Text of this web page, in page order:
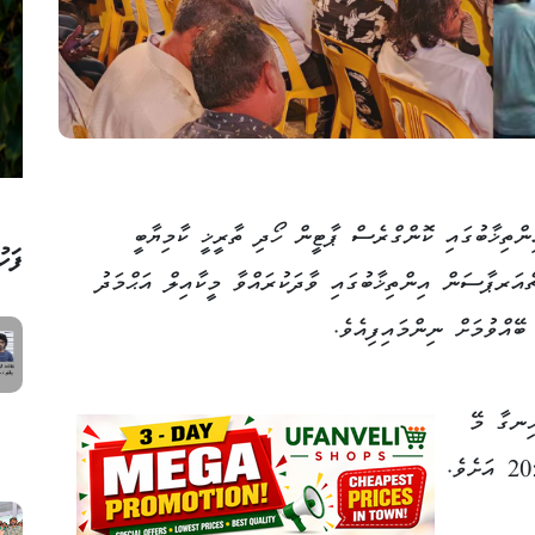
އިންތިޚާބުގައި ކޮންގްރެސް ޕާޓީން ހޯދި ތާރީޚީ ކާމިޔާބީ
އިންތިޚާބުގައި ވާދަކުރައްވާ މީކާއިލް އަޙްމަދު
ނިންމައިފިއެވެ.
މޭ